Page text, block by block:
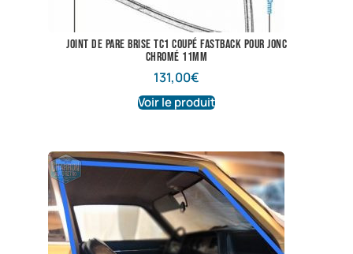
joint de pare brise TC1 coupé fastback pour jonc
chromé 11mm
131,00€
Voir le produit